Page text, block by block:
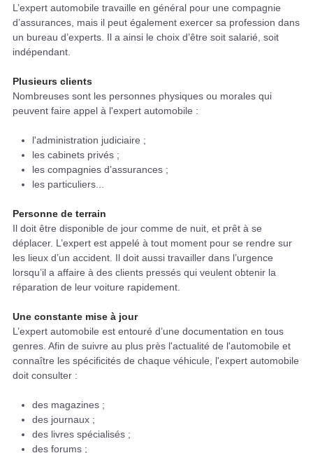
L’expert automobile travaille en général pour une compagnie
d’assurances, mais il peut également exercer sa profession dans
un bureau d’experts. Il a ainsi le choix d’être soit salarié, soit
indépendant.
Plusieurs clients
Nombreuses sont les personnes physiques ou morales qui
peuvent faire appel à l'expert automobile :
l'administration judiciaire ;
les cabinets privés ;
les compagnies d’assurances ;
les particuliers...
Personne de terrain
Il doit être disponible de jour comme de nuit, et prêt à se
déplacer. L’expert est appelé à tout moment pour se rendre sur
les lieux d’un accident. Il doit aussi travailler dans l’urgence
lorsqu’il a affaire à des clients pressés qui veulent obtenir la
réparation de leur voiture rapidement.
Une constante mise à jour
L’expert automobile est entouré d’une documentation en tous
genres. Afin de suivre au plus près l'actualité de l'automobile et
connaître les spécificités de chaque véhicule, l'expert automobile
doit consulter :
des magazines ;
des journaux ;
des livres spécialisés ;
des forums ;